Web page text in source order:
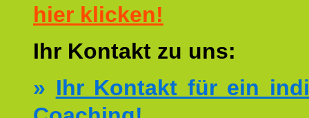
hier klicken!
Ihr Kontakt zu uns:
» Ihr Kontakt für ein